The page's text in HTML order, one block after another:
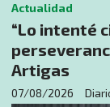
“Lo intenté
Artigas
Actualidad
07/08/2026